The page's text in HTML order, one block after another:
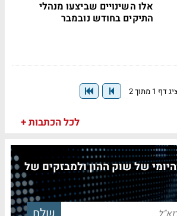
אלו השינויים שביצעו מנהלי
התיקים בחודש נובמבר
דף 1 מתוך 2
לכל הכתבות +
של שוק ההון ולמבזקים של